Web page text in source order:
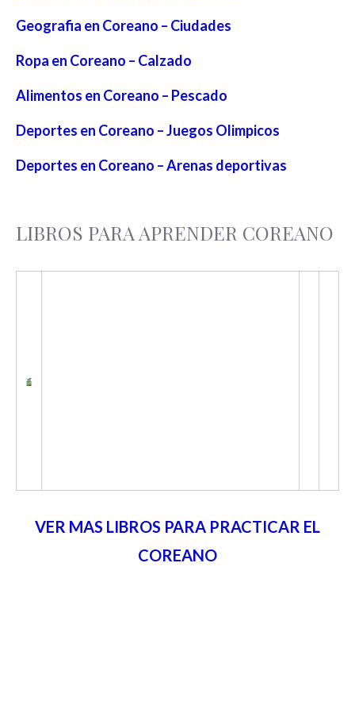
Geografia en Coreano – Ciudades
Ropa en Coreano – Calzado
Alimentos en Coreano – Pescado
Deportes en Coreano – Juegos Olimpicos
Deportes en Coreano – Arenas deportivas
LIBROS PARA APRENDER COREANO
VER MAS LIBROS PARA PRACTICAR EL
COREANO